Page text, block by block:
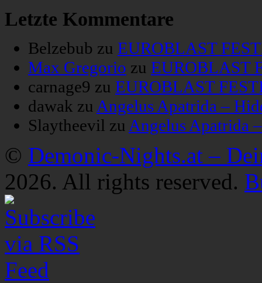
Letzte Kommentare
Belzebub zu EUROBLAST
Max Gregorio zu EUROBLAST
carnage9 zu EUROBLAST
dawak zuAngelus Apatrida –
Slaytheevil zuAngelus Apatrida
© Demonic-Nights.at –
2026. All rights reserved.